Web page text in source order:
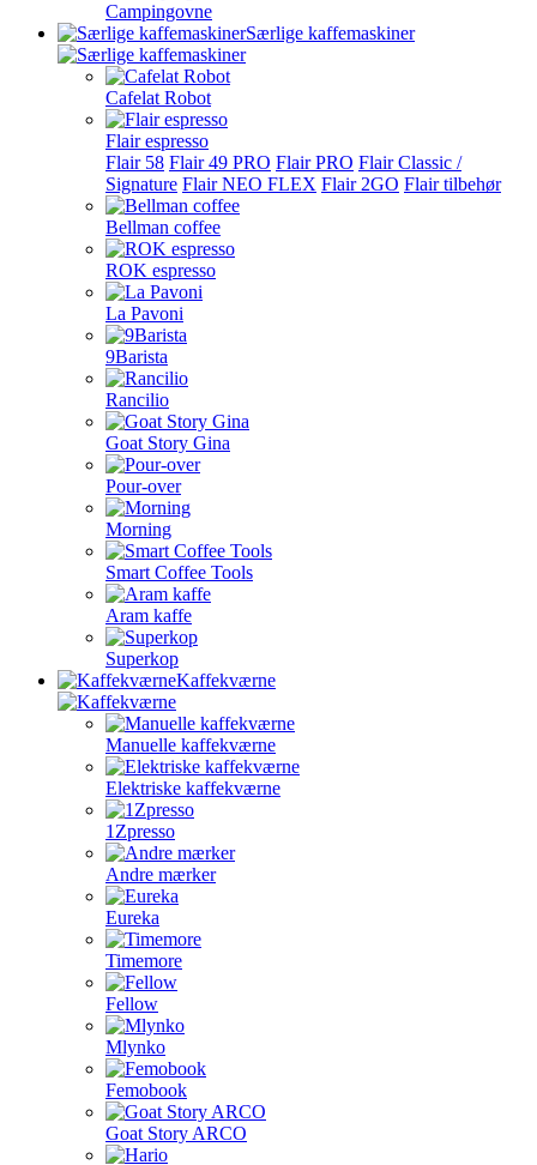
Campingovne
Særlige kaffemaskiner
Cafelat Robot
Flair espresso
Flair 58 Flair 49 PRO Flair PRO Flair Classic /
Signature Flair NEO FLEX Flair 2GO Flair tilbehør
Bellman coffee
ROK espresso
La Pavoni
9Barista
Rancilio
Goat Story Gina
Pour-over
Morning
Smart Coffee Tools
Aram kaffe
Superkop
Kaffekværne
Manuelle kaffekværne
Elektriske kaffekværne
1Zpresso
Andre mærker
Eureka
Timemore
Fellow
Mlynko
Femobook
Goat Story ARCO